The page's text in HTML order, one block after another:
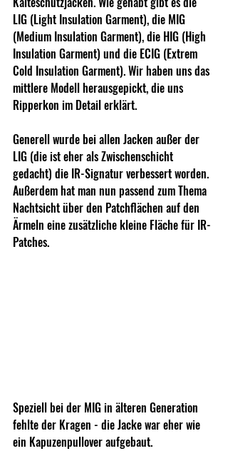
LIG (Light Insulation Garment), die MIG
(Medium Insulation Garment), die HIG (High
Insulation Garment) und die ECIG (Extrem
Cold Insulation Garment). Wir haben uns das
mittlere Modell herausgepickt, die uns
Ripperkon im Detail erklärt.
Generell wurde bei allen Jacken außer der
LIG (die ist eher als Zwischenschicht
gedacht) die IR-Signatur verbessert worden.
Außerdem hat man nun passend zum Thema
Nachtsicht über den Patchflächen auf den
Ärmeln eine zusätzliche kleine Fläche für IR-
Patches.
Speziell bei der MIG in älteren Generation
fehlte der Kragen - die Jacke war eher wie
ein Kapuzenpullover aufgebaut.